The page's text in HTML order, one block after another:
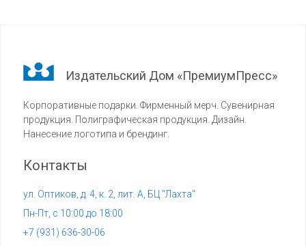
Издательский Дом «ПремиумПресс»
Корпоративные подарки. Фирменный мерч. Сувенирная
продукция. Полиграфическая продукция. Дизайн.
Нанесение логотипа и брендинг.
Контакты
+7 (931) 636-30-06
ул. Оптиков, д. 4, к. 2, лит. А, БЦ "Лахта"
Пн-Пт, с 10:00 до 18:00